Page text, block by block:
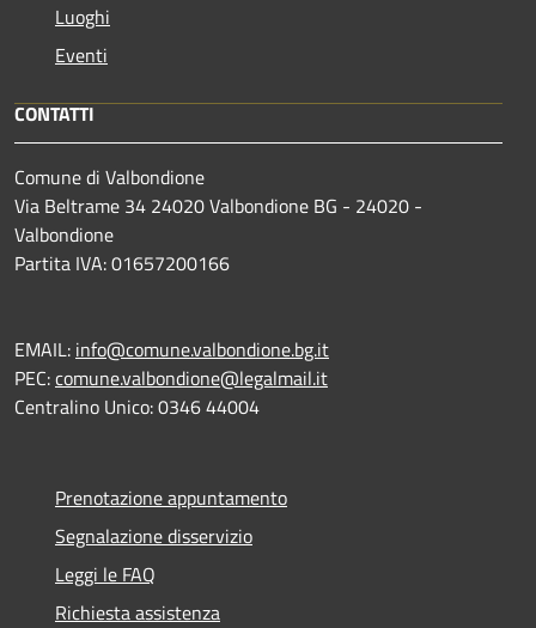
Luoghi
Eventi
CONTATTI
Comune di Valbondione
Via Beltrame 34 24020 Valbondione BG - 24020 -
Valbondione
Partita IVA: 01657200166
EMAIL: info@comune.valbondione.bg.it
PEC:comune.valbondione@legalmail.it
Centralino Unico: 0346 44004
Prenotazione appuntamento
Segnalazione disservizio
Leggi le FAQ
Richiesta assistenza